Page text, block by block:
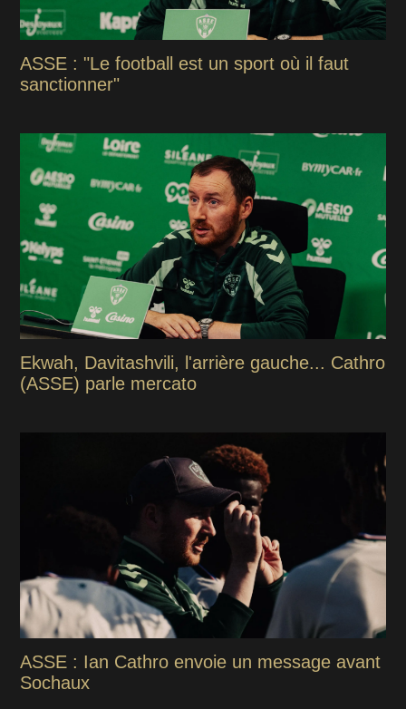
ASSE : "Le football est un sport où il faut
sanctionner"
Ekwah, Davitashvili, l'arrière gauche... Cathro
(ASSE) parle mercato
ASSE : Ian Cathro envoie un message avant
Sochaux